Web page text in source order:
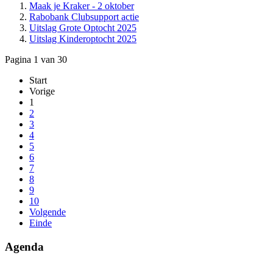
Maak je Kraker - 2 oktober
Rabobank Clubsupport actie
Uitslag Grote Optocht 2025
Uitslag Kinderoptocht 2025
Pagina 1 van 30
Start
Vorige
1
2
3
4
5
6
7
8
9
10
Volgende
Einde
Agenda